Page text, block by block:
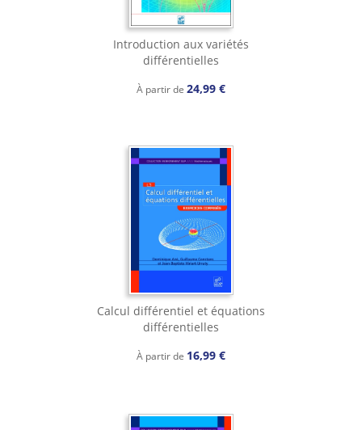
Introduction aux variétés
différentielles
À partir de 24,99 €
Calcul différentiel et équations
différentielles
À partir de 16,99 €